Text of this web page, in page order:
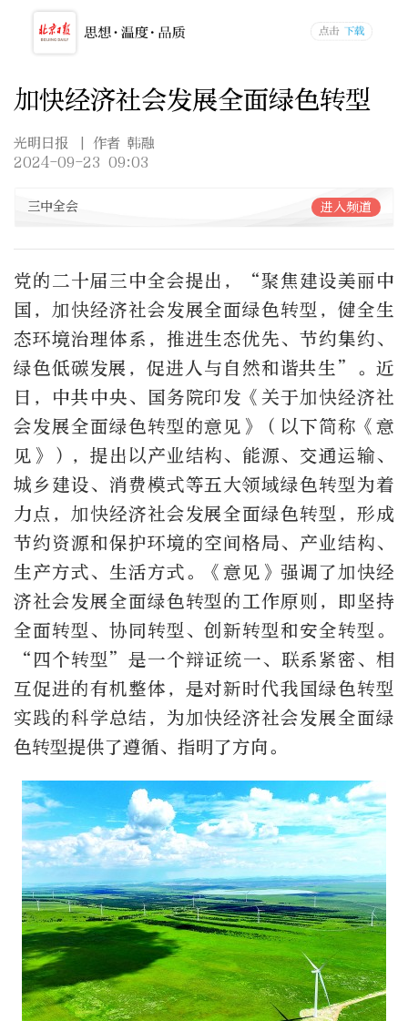
加快经济社会发展全面绿色转型
光明日报
| 作者 韩融
2024-09-23 09:03
三中全会 进入频道
党的二十届三中全会提出，“聚焦建设美丽中
国，加快经济社会发展全面绿色转型，健全生
态环境治理体系，推进生态优先、节约集约、
绿色低碳发展，促进人与自然和谐共生”。近
日，中共中央、国务院印发《关于加快经济社
会发展全面绿色转型的意见》（以下简称《意
见》），提出以产业结构、能源、交通运输、
城乡建设、消费模式等五大领域绿色转型为着
力点，加快经济社会发展全面绿色转型，形成
节约资源和保护环境的空间格局、产业结构、
生产方式、生活方式。《意见》强调了加快经
济社会发展全面绿色转型的工作原则，即坚持
全面转型、协同转型、创新转型和安全转型。
“四个转型”是一个辩证统一、联系紧密、相
互促进的有机整体，是对新时代我国绿色转型
实践的科学总结，为加快经济社会发展全面绿
色转型提供了遵循、指明了方向。